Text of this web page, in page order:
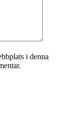
i denna